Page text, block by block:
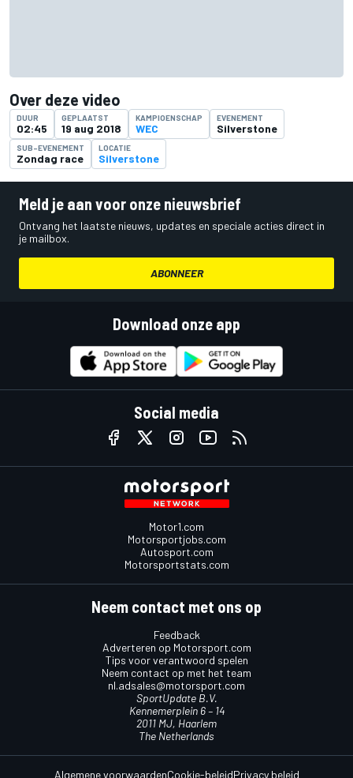
Over deze video
DUUR
02:45
GEPLAATST
19 aug 2018
KAMPIOENSCHAP
WEC
EVENEMENT
Silverstone
SUB-EVENEMENT
Zondag race
LOCATIE
Silverstone
Meld je aan voor onze nieuwsbrief
Ontvang het laatste nieuws, updates en speciale acties direct in
je mailbox.
ABONNEER
Download onze app
Social media
Motor1.com
Motorsportjobs.com
Autosport.com
Motorsportstats.com
Neem contact met ons op
Feedback
Adverteren op Motorsport.com
Tips voor verantwoord spelen
Neem contact op met het team
nl.adsales@motorsport.com
SportUpdate B.V.
Kennemerplein 6 – 14
2011 MJ, Haarlem
The Netherlands
Algemene voorwaardenCookie-beleidPrivacy beleid